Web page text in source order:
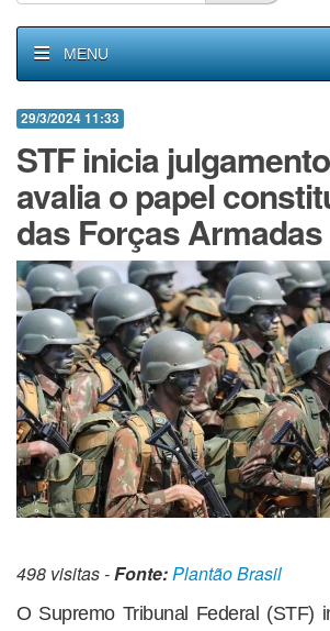
MENU
29/3/2024 11:33
STF inicia
avalia o papel
das Forças Armadas
498 visitas -Fonte:Plantão Brasil
O Supremo Tribunal Federal (STF)